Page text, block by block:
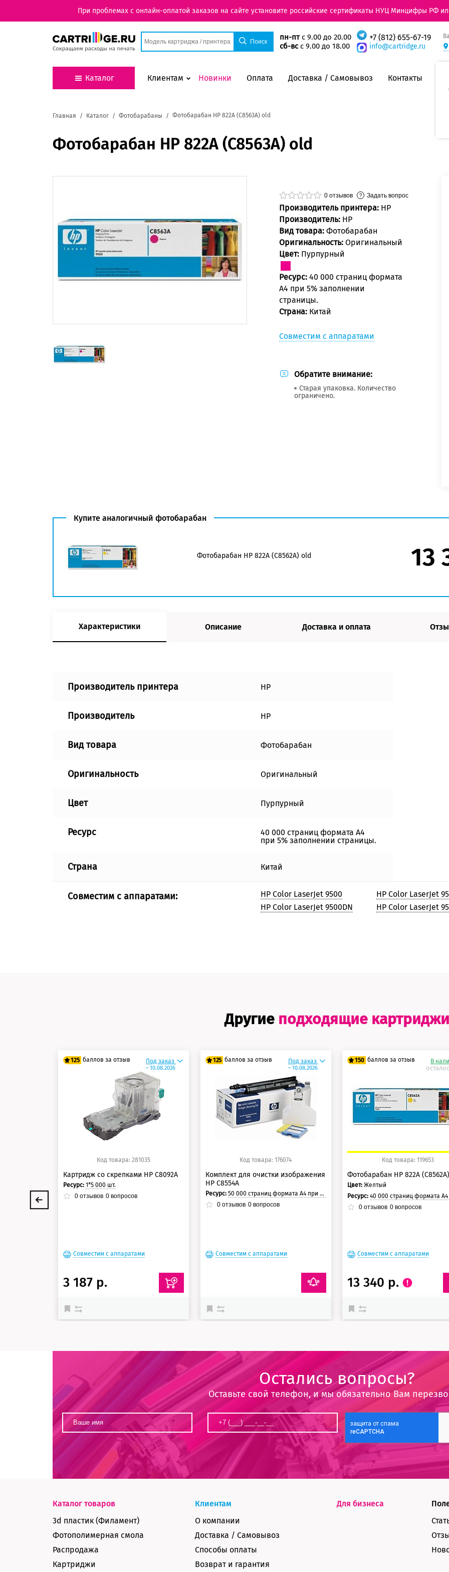
При проблемах с онлайн-оплатой заказов на сайте установите российские сертификаты НУЦ Минцифры РФ
пн-птс 9.00 до 20.00
сб-всс 9.00 до 18.00
+7 (812) 655-67-19
info@cartridge.ru
Каталог Клиентам Новинки Оплата Доставка / Самовывоз Контакты
Главная Каталог Фотобарабаны Фотобарабан HP 822A (C8563A) old
Фотобарабан HP 822A (C8563A) old
0 отзывов Задать вопрос
Производитель принтера: HP
Производитель: HP
Вид товара: Фотобарабан
Оригинальность: Оригинальный
Цвет: Пурпурный
Ресурс: 40 000 страниц формата
А4 при 5% заполнении
страницы.
Страна: Китай
Совместим с аппаратами
Обратите внимание:
Старая упаковка. Количество
ограничено.
Купите аналогичный фотобарабан
Фотобарабан HP 822A (C8562A) old 13
Характеристики Описание Доставка и оплата
Производитель принтера HP
Производитель HP
Вид товара Фотобарабан
Оригинальность Оригинальный
Цвет Пурпурный
Ресурс
40 000 страниц формата А4
при 5% заполнении страницы.
Страна Китай
Совместим с аппаратами:
HP Color LaserJet 9500
HP Color LaserJet 9500DN
HP Color LaserJet
HP Color LaserJet
Другие подходящие картриджи
125 баллов за отзыв Под заказ
~ 10.08.2026
Код товара: 281035
Картридж со скрепками HP C8092A
Ресурс:1*5 000 шт.
0 отзывов 0 вопросов
Совместим с аппаратами
3 187 р.
125 баллов за отзыв
100 баллов
125 баллов
Под заказ
~ 10.08.2026
Код товара: 176074
Комплект для очистки изображения
HP C8554A
Ресурс: 50 000 страниц формата А4 при 5% заполнении страницы.
0отзывов 0вопросов
Совместим с аппаратами
150 баллов за отзыв
125 баллов
150 баллов
В
Код товара: 119653
Фотобарабан HP 822A
Цвет: Желтый
Ресурс:40 000 страниц формата А4 при 5% заполнении
0 отзывов 0 вопросов
Совместим с аппаратами
13 340 р.
Остались вопросы?
Оставьте свой телефон, и мы обязательно Вам
Каталог товаров
3d пластик (Филамент)
Фотополимерная смола
Распродажа
Картриджи
Клиентам
О компании
Доставка / Самовывоз
Способы оплаты
Возврат и гарантия
Для бизнеса